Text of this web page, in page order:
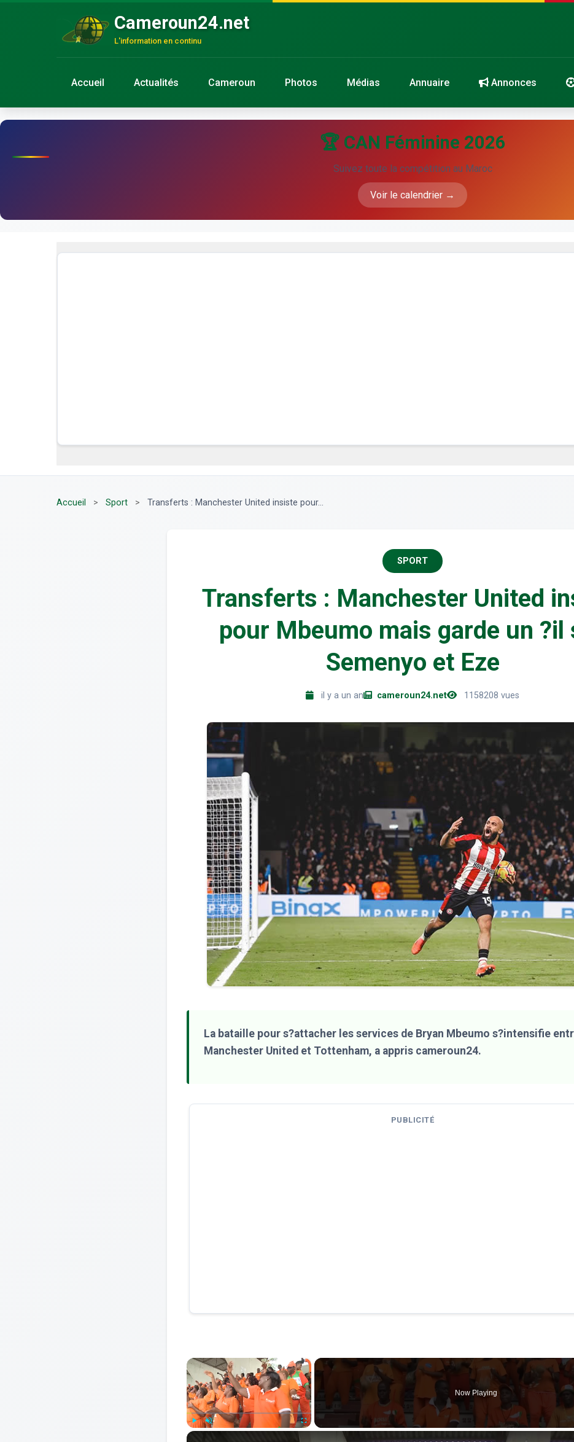
Cameroun24.net
L'information en continu
Accueil Actualités Cameroun Photos Médias Annuaire Annonces
🏆 CAN Féminine 2026
Suivez toute la compétition au Maroc
Voir le calendrier →
Accueil > Sport > Transferts : Manchester United insiste pour...
SPORT
Transferts : Manchester United
pour Mbeumo mais garde un ?il
Semenyo et Eze
il y a un an cameroun24.net 1158208 vues
La bataille pour s?attacher les services de Bryan Mbeumo s?intensifie
Manchester United et Tottenham, a appris cameroun24.
PUBLICITÉ
×
Now Playing